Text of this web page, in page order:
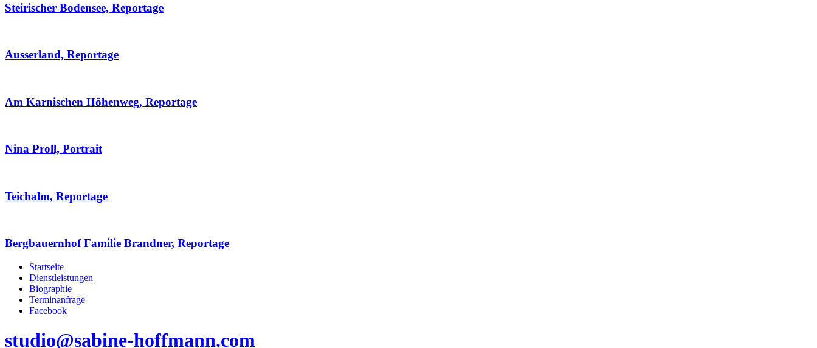
Steirischer Bodensee, Reportage
Ausserland, Reportage
Am Karnischen Höhenweg, Reportage
Nina Proll, Portrait
Teichalm, Reportage
Bergbauernhof Familie Brandner, Reportage
Startseite
Dienstleistungen
Biographie
Terminanfrage
Facebook
studio@sabine-hoffmann.com